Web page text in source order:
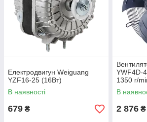
Електродвигун Weiguang
YZF16-25 (16Вт)
В наявності
679 ₴
YWF4D-
1350 r/
В
2 876 ₴